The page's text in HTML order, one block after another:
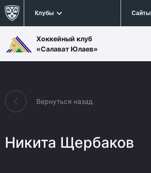
Клубы Сайты
Хоккейный клуб
«Салават Юлаев»
Вернуться назад
Никита Щербаков